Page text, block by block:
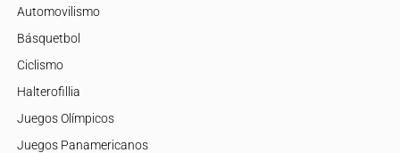
Automovilismo
Básquetbol
Ciclismo
Halterofillia
Juegos Olímpicos
Juegos Panamericanos